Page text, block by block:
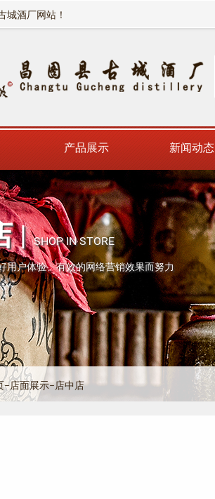
城酒厂网站！
产品展示 新闻动态
|SHOP IN STORE
用户体验、有效的网络营销效果而努力
−店面展示−店中店